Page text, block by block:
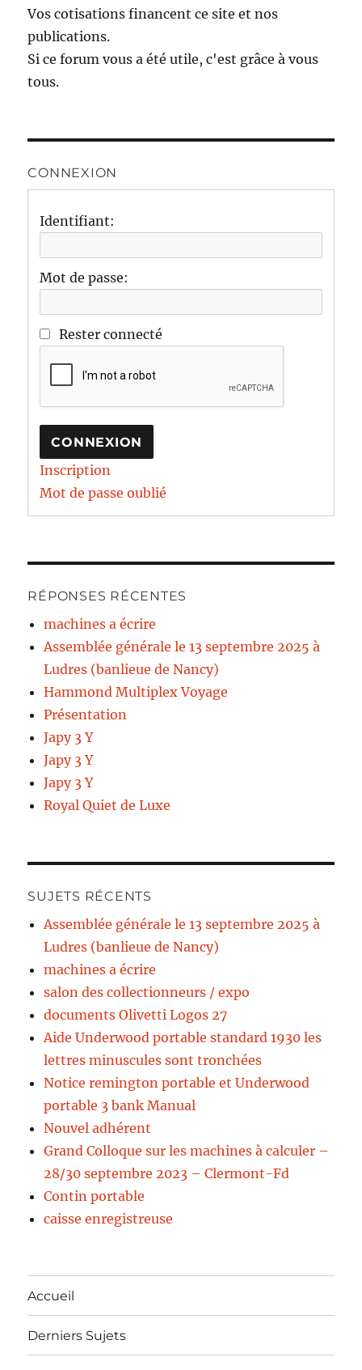
Vos cotisations financent ce site et nos
publications.
Si ce forum vous a été utile, c'est grâce à vous
tous.
CONNEXION
Identifiant:
Mot de passe:
Rester connecté
CONNEXION
Inscription
Mot de passe oublié
RÉPONSES RÉCENTES
machines a écrire
Assemblée générale le 13 septembre 2025 à
Ludres (banlieue de Nancy)
Hammond Multiplex Voyage
Présentation
Japy 3 Y
Japy 3 Y
Japy 3 Y
Royal Quiet de Luxe
SUJETS RÉCENTS
Assemblée générale le 13 septembre 2025 à
Ludres (banlieue de Nancy)
machines a écrire
salon des collectionneurs / expo
documents Olivetti Logos 27
Aide Underwood portable standard 1930 les
lettres minuscules sont tronchées
Notice remington portable et Underwood
portable 3 bank Manual
Nouvel adhérent
Grand Colloque sur les machines à calculer –
28/30 septembre 2023 – Clermont-Fd
Contin portable
caisse enregistreuse
Accueil
Derniers Sujets